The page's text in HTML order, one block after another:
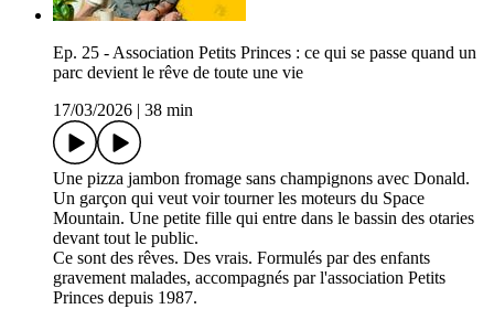
Ep. 25 - Association Petits Princes : ce qui se passe quand un
parc devient le rêve de toute une vie
17/03/2026
38 min
Une pizza jambon fromage sans champignons avec Donald.
Un garçon qui veut voir tourner les moteurs du Space
Mountain. Une petite fille qui entre dans le bassin des otaries
devant tout le public.
Ce sont des rêves. Des vrais. Formulés par des enfants
gravement malades, accompagnés par l'association Petits
Princes depuis 1987.